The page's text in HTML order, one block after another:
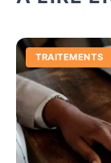
TRAITEMENTS